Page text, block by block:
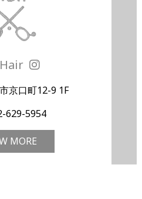
京口町12-9 1F
629-5954
MORE